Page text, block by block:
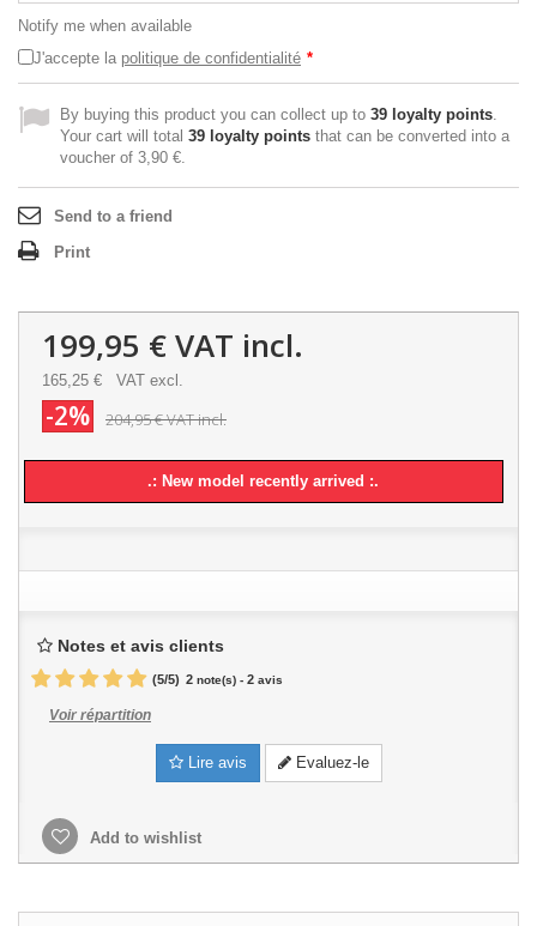
Notify me when available
J'accepte la politique de confidentialité *
By buying this product you can collect up to 39 loyalty points.
Your cart will total 39 loyalty points that can be converted into a
voucher of 3,90 €.
Send to a friend
Print
199,95 €VAT incl.
165,25 € VAT excl.
-2% 204,95 €VAT incl.
.: New model recently arrived :.
Notes et avis clients
(5/5) 2 note(s) - 2 avis
Voir répartition
Lire avis Evaluez-le
Add to wishlist